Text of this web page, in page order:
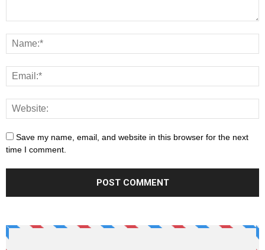
Save my name, email, and website in this browser for the next
time I comment.